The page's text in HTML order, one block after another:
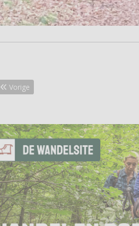
Vorig artikel: Nieuw geopend Betuwepad
Vorige